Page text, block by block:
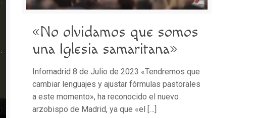
«No olvidamos que somos
una Iglesia samaritana»
Infomadrid 8 de Julio de 2023 «Tendremos que
cambiar lenguajes y ajustar fórmulas pastorales
a este momento», ha reconocido el nuevo
arzobispo de Madrid, ya que «el […]